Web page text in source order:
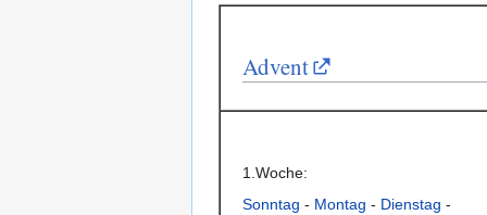
Advent
1.Woche:
Sonntag - Montag - Dienstag -